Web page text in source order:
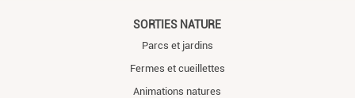
SORTIES NATURE
Parcs et jardins
Fermes et cueillettes
Animations natures